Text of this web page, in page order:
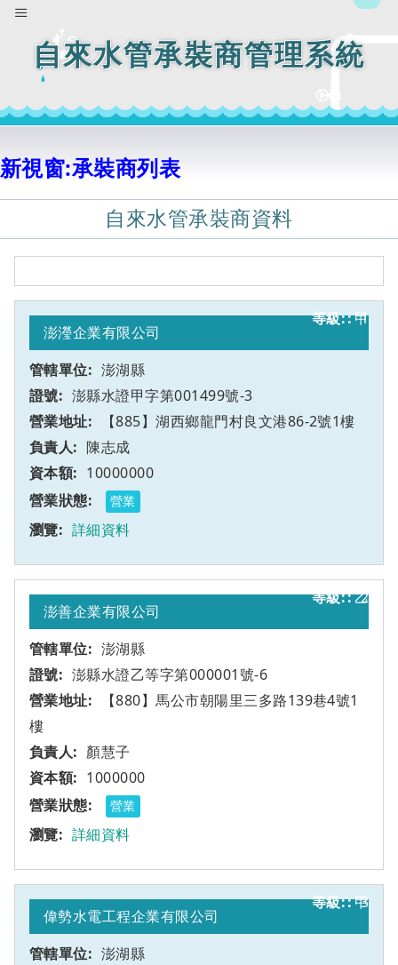
自來水管承裝商管理系統
新視窗:承裝商列表
自來水管承裝商資料
1
澎瀅企業有限公司
澎湖縣
澎縣水證甲字第001499號-3
【885】湖西鄉龍門村良文港86-2號1樓
甲
陳志成
10000000
營業
詳細資料
2
澎善企業有限公司
澎湖縣
澎縣水證乙等字第000001號-6
【880】馬公市朝陽里三多路139巷4號1
樓
乙
顏慧子
1000000
營業
詳細資料
3
偉勢水電工程企業有限公司
澎湖縣
甲